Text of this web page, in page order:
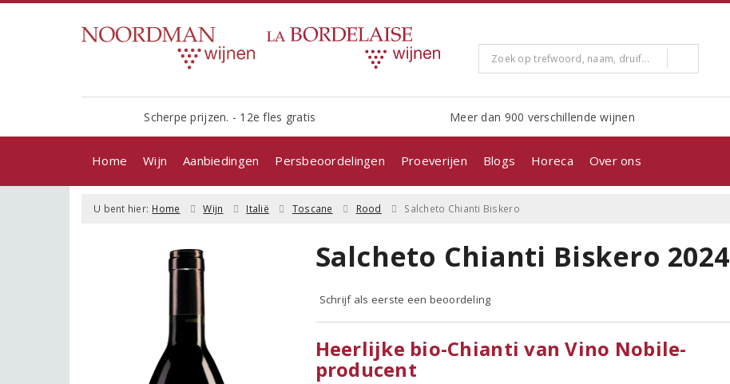
Scherpe prijzen. - 12e fles gratis Meer dan 900 verschillende wijnen
Home Wijn Aanbiedingen Persbeoordelingen Proeverijen Blogs Horeca Over ons
U bent hier: Home Wijn Italië Toscane Rood Salcheto Chianti Biskero
Salcheto Chianti Biskero 2024
Schrijf als eerste een beoordeling
Heerlijke bio-Chianti van Vino Nobile-
producent